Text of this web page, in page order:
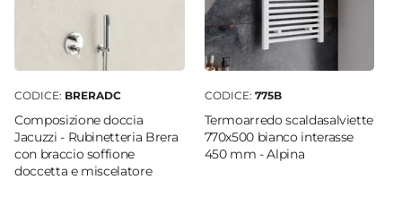
CODICE: BRERADC
Composizione doccia
Jacuzzi - Rubinetteria Brera
con braccio soffione
doccetta e miscelatore
CODICE: 775B
Termoarredo scaldasalviette
770x500 bianco interasse
450 mm - Alpina